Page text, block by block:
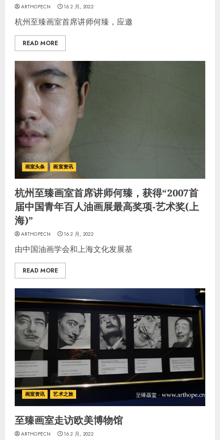
ARTHOPECN 16 2 月, 2022
杭州至臻画室首席讲师何臻，应邀
READ MORE
画室头条 画室资讯
杭州至臻画室首席讲师何臻，获得“2007首
届中国青年百人油画展最高奖项-艺术奖(上
海)”
ARTHOPECN 16 2 月, 2022
由中国油画学会和上海文化发展基
READ MORE
画室资讯 艺术之旅
至臻画室走访欧美博物馆
ARTHOPECN 16 2 月, 2022